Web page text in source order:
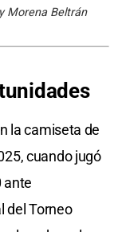
Morena Beltrán
la camiseta de
cuando jugó
ante
del Torneo